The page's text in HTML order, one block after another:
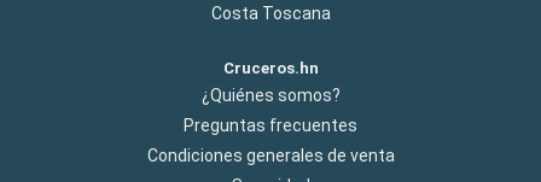
Costa Toscana
Cruceros.hn
¿Quiénes somos?
Preguntas frecuentes
Condiciones generales de venta